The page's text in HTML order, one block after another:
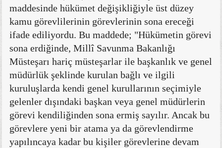
maddesinde hükümet değişikliğiyle üst düzey
kamu görevlilerinin görevlerinin sona ereceği
ifade ediliyordu. Bu maddede; "Hükümetin görevi
sona erdiğinde, Millî Savunma Bakanlığı
Müsteşarı hariç müsteşarlar ile başkanlık ve genel
müdürlük şeklinde kurulan bağlı ve ilgili
kuruluşlarda kendi genel kurullarının seçimiyle
gelenler dışındaki başkan veya genel müdürlerin
görevi kendiliğinden sona ermiş sayılır. Ancak bu
görevlere yeni bir atama ya da görevlendirme
yapılıncaya kadar bu kişiler görevlerine devam